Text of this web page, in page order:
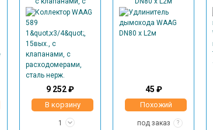
расходомерами,
9 252 ₽
В корзину
1
45 ₽
Похожий
под заказ ?